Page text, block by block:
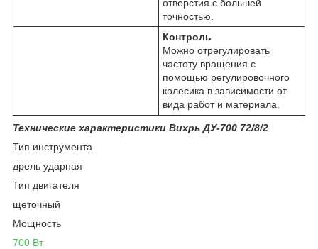
отверстия с большей
точностью.
Контроль
Можно отрегулировать
частоту вращения с
помощью регулировочного
колесика в зависимости от
вида работ и материала.
Технические характеристики Вихрь ДУ-700 72/8/2
Тип инструмента
дрель ударная
Тип двигателя
щеточный
Мощность
700 Вт